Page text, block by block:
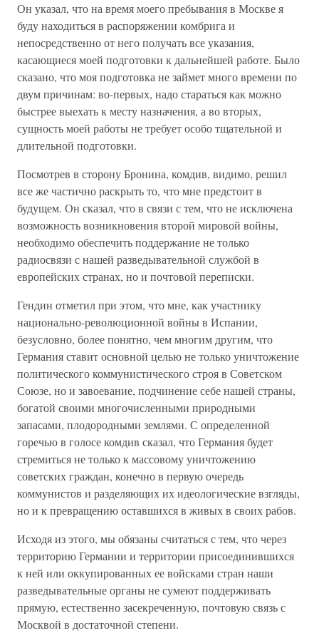
Он указал, что на время моего пребывания в Москве я
буду находиться в распоряжении комбрига и
непосредственно от него получать все указания,
касающиеся моей подготовки к дальнейшей работе. Было
сказано, что моя подготовка не займет много времени по
двум причинам: во-первых, надо стараться как можно
быстрее выехать к месту назначения, а во вторых,
сущность моей работы не требует особо тщательной и
длительной подготовки.
Посмотрев в сторону Бронина, комдив, видимо, решил
все же частично раскрыть то, что мне предстоит в
будущем. Он сказал, что в связи с тем, что не исключена
возможность возникновения второй мировой войны,
необходимо обеспечить поддержание не только
радиосвязи с нашей разведывательной службой в
европейских странах, но и почтовой переписки.
Гендин отметил при этом, что мне, как участнику
национально-революционной войны в Испании,
безусловно, более понятно, чем многим другим, что
Германия ставит основной целью не только уничтожение
политического коммунистического строя в Советском
Союзе, но и завоевание, подчинение себе нашей страны,
богатой своими многочисленными природными
запасами, плодородными землями. С определенной
горечью в голосе комдив сказал, что Германия будет
стремиться не только к массовому уничтожению
советских граждан, конечно в первую очередь
коммунистов и разделяющих их идеологические взгляды,
но и к превращению оставшихся в живых в своих рабов.
Исходя из этого, мы обязаны считаться с тем, что через
территорию Германии и территории присоединившихся
к ней или оккупированных ее войсками стран наши
разведывательные органы не сумеют поддерживать
прямую, естественно засекреченную, почтовую связь с
Москвой в достаточной степени.